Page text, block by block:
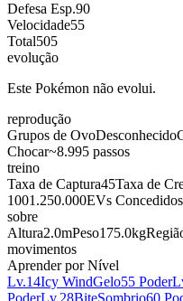
Defesa Esp.90
Velocidade55
Total505
evolução
Este Pokémon não evolui.
reprodução
Grupos de OvoDesconhecido
Chocar~8.995 passos
treino
Taxa de Captura45Taxa de
1001.250.000EVs Concedidos
sobre
Altura2.0mPeso175.0kg
movimentos
Aprender por Nível
Lv.14Icy WindGelo55 Poder
PoderLv.28BiteSombrio60